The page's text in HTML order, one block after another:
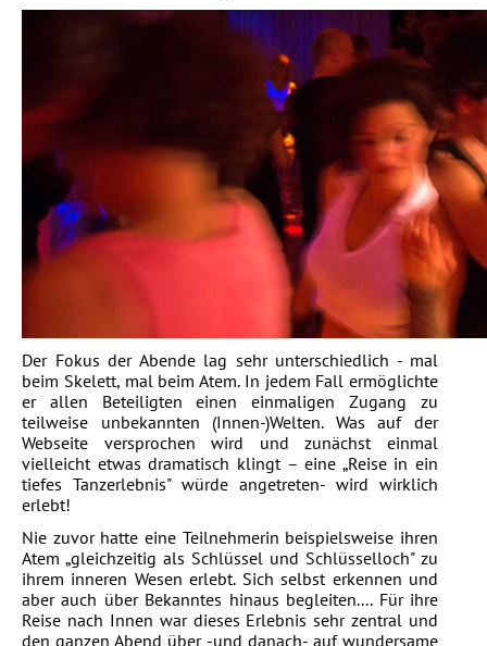
Der Fokus der Abende lag sehr unterschiedlich - mal
beim Skelett, mal beim Atem. In jedem Fall ermöglichte
er allen Beteiligten einen einmaligen Zugang zu
teilweise unbekannten (Innen-)Welten. Was auf der
Webseite versprochen wird und zunächst einmal
vielleicht etwas dramatisch klingt – eine „Reise in ein
tiefes Tanzerlebnis" würde angetreten- wird wirklich
erlebt!
Nie zuvor hatte eine Teilnehmerin beispielsweise ihren
Atem „gleichzeitig als Schlüssel und Schlüsselloch" zu
ihrem inneren Wesen erlebt. Sich selbst erkennen und
aber auch über Bekanntes hinaus begleiten.... Für ihre
Reise nach Innen war dieses Erlebnis sehr zentral und
den ganzen Abend über -und danach- auf wundersame